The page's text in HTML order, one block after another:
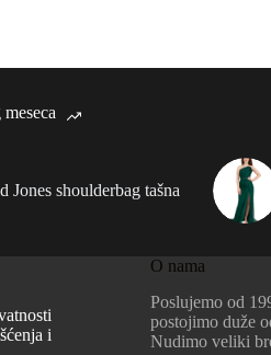
Jones shoulderbag tašna
i
O nama
Poslujemo od
postojimo duže
Nudimo veliki